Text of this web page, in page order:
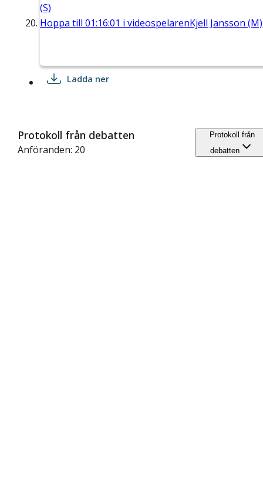
(S)
Hoppa till 01:16:01 i videospelarenKjell Jansson (M)
Ladda ner
Protokoll från debatten
Anföranden: 20
Protokoll från
debatten